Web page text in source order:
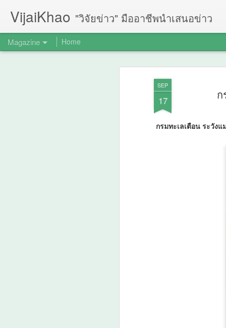
SEP
17 ก
กรมทะเลเตือน ระวัง
VijaiKhao "วิจัยข่าว" มืออาชีพนำเสนอข่าว
Magazine Home